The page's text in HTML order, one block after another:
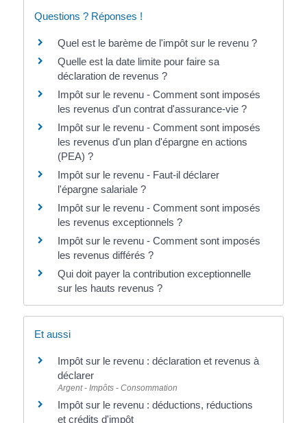
Questions ? Réponses !
Quel est le barème de l'impôt sur le revenu ?
Quelle est la date limite pour faire sa
déclaration de revenus ?
Impôt sur le revenu - Comment sont imposés
les revenus d'un contrat d'assurance-vie ?
Impôt sur le revenu - Comment sont imposés
les revenus d'un plan d'épargne en actions
(PEA) ?
Impôt sur le revenu - Faut-il déclarer
l'épargne salariale ?
Impôt sur le revenu - Comment sont imposés
les revenus exceptionnels ?
Impôt sur le revenu - Comment sont imposés
les revenus différés ?
Qui doit payer la contribution exceptionnelle
sur les hauts revenus ?
Et aussi
Impôt sur le revenu : déclaration et revenus à
déclarer
Argent - Impôts - Consommation
Impôt sur le revenu : déductions, réductions
et crédits d'impôt